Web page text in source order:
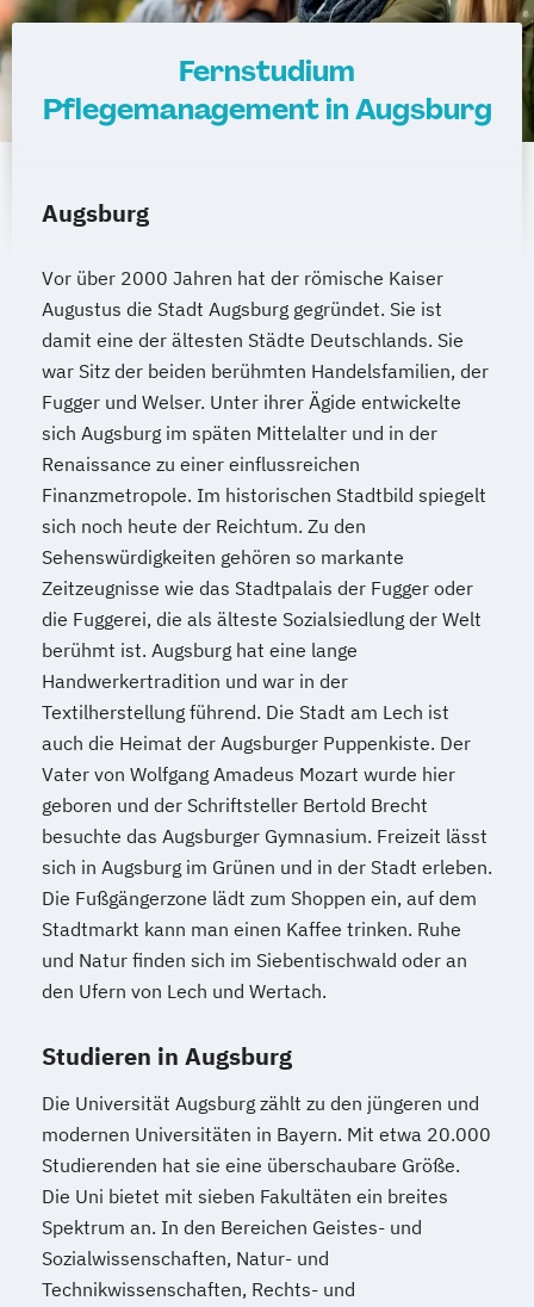
Fernstudium
Pflegemanagement in Augsburg
Augsburg
Vor über 2000 Jahren hat der römische Kaiser
Augustus die Stadt Augsburg gegründet. Sie ist
damit eine der ältesten Städte Deutschlands. Sie
war Sitz der beiden berühmten Handelsfamilien, der
Fugger und Welser. Unter ihrer Ägide entwickelte
sich Augsburg im späten Mittelalter und in der
Renaissance zu einer einflussreichen
Finanzmetropole. Im historischen Stadtbild spiegelt
sich noch heute der Reichtum. Zu den
Sehenswürdigkeiten gehören so markante
Zeitzeugnisse wie das Stadtpalais der Fugger oder
die Fuggerei, die als älteste Sozialsiedlung der Welt
berühmt ist. Augsburg hat eine lange
Handwerkertradition und war in der
Textilherstellung führend. Die Stadt am Lech ist
auch die Heimat der Augsburger Puppenkiste. Der
Vater von Wolfgang Amadeus Mozart wurde hier
geboren und der Schriftsteller Bertold Brecht
besuchte das Augsburger Gymnasium. Freizeit lässt
sich in Augsburg im Grünen und in der Stadt erleben.
Die Fußgängerzone lädt zum Shoppen ein, auf dem
Stadtmarkt kann man einen Kaffee trinken. Ruhe
und Natur finden sich im Siebentischwald oder an
den Ufern von Lech und Wertach.
Studieren in Augsburg
Die Universität Augsburg zählt zu den jüngeren und
modernen Universitäten in Bayern. Mit etwa 20.000
Studierenden hat sie eine überschaubare Größe.
Die Uni bietet mit sieben Fakultäten ein breites
Spektrum an. In den Bereichen Geistes- und
Sozialwissenschaften, Natur- und
Technikwissenschaften, Rechts- und